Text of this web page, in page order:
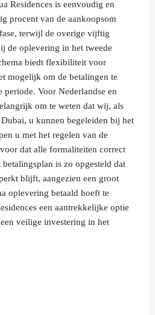
Residences is eenvoudig en
procent van de aankoopsom
terwijl de overige vijftig
de oplevering in het tweede
biedt flexibiliteit voor
mogelijk om de betalingen te
periode. Voor Nederlandse en
om te weten dat wij, als
u kunnen begeleiden bij het
u met het regelen van de
dat alle formaliteiten correct
is zo opgesteld dat
blijft, aangezien een groot
oplevering betaald hoeft te
een aantrekkelijke optie
veilige investering in het